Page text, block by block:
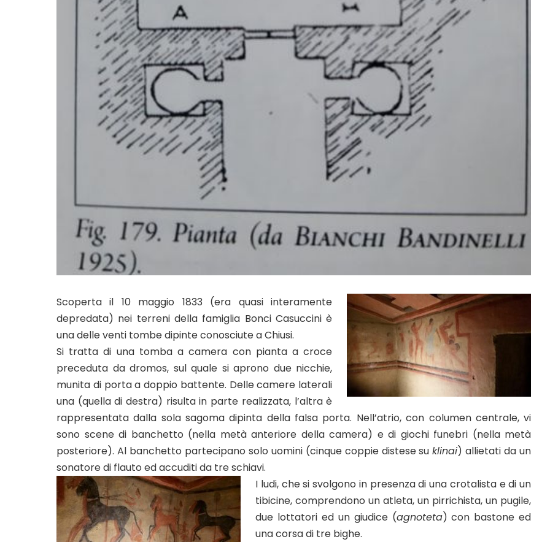
Scoperta il 10 maggio 1833 (era quasi interamente
depredata) nei terreni della famiglia Bonci Casuccini è
una delle venti tombe dipinte conosciute a Chiusi.
Si tratta di una tomba a camera con pianta a croce
preceduta da dromos, sul quale si aprono due nicchie,
munita di porta a doppio battente. Delle camere laterali
una (quella di destra) risulta in parte realizzata, l’altra è
rappresentata dalla sola sagoma dipinta della falsa porta. Nell’atrio, con columen centrale, vi
sono scene di banchetto (nella metà anteriore della camera) e di giochi funebri (nella metà
posteriore). Al banchetto partecipano solo uomini (cinque coppie distese suklinai) allietati da un
sonatore di flauto ed accuditi da tre schiavi.
I ludi, che si svolgono in presenza di una crotalista e di un
tibicine, comprendono un atleta, un pirrichista, un pugile,
due lottatori ed un giudice (agnoteta) con bastone ed
una corsa di tre bighe.